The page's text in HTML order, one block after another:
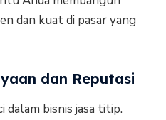
dan kuat di pasar yang
dan Reputasi
dalam bisnis jasa titip.